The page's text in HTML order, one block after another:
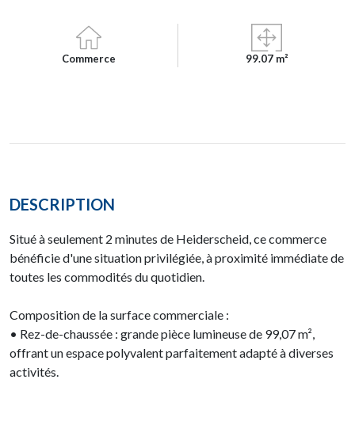
Commerce 99.07 m²
DESCRIPTION
Situé à seulement 2 minutes de Heiderscheid, ce commerce
bénéficie d'une situation privilégiée, à proximité immédiate de
toutes les commodités du quotidien.
Composition de la surface commerciale :
• Rez-de-chaussée : grande pièce lumineuse de 99,07 m²,
offrant un espace polyvalent parfaitement adapté à diverses
activités.